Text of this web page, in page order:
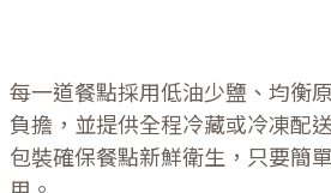
每一道餐點採用低油少鹽、均衡
負擔，並提供全程冷藏或冷凍配
包裝確保餐點新鮮衛生，只要簡